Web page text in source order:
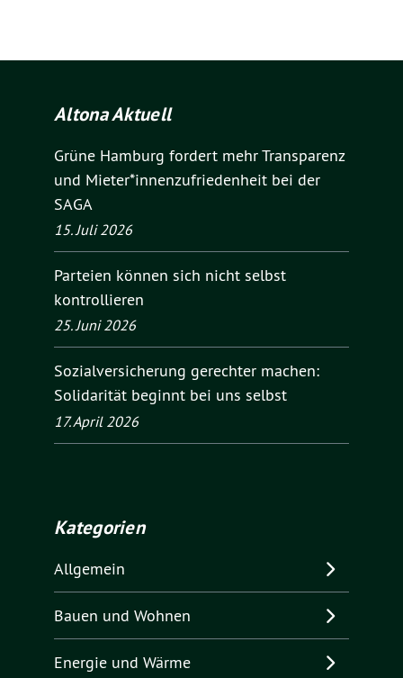
Altona Aktuell
Grüne Hamburg fordert mehr Transparenz
und Mieter*innenzufriedenheit bei der
SAGA
15. Juli 2026
Parteien können sich nicht selbst
kontrollieren
25. Juni 2026
Sozialversicherung gerechter machen:
Solidarität beginnt bei uns selbst
17. April 2026
Kategorien
Allgemein
Bauen und Wohnen
Energie und Wärme